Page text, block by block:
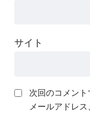
サイト
次回のコメント
メールアドレス